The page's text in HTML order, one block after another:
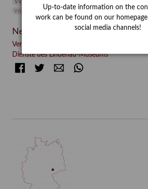
Wolf und Hund
Zirkuswoche
Neueste Beiträge
Verschenkt, verkauft, vergessen? –
Dienste des Lindenau-Museums
FacebookTwitter E-mail
Up-to-date information on the
work can be found on our
social media channels!